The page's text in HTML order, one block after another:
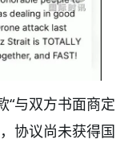
“与双方书面商定
协议尚未获得国